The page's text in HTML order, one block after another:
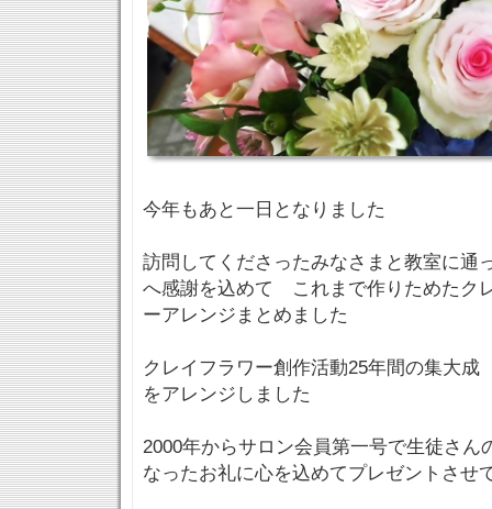
今年もあと一日となりました
訪問してくださったみなさまと教室に通
へ感謝を込めて これまで作りためたク
ーアレンジまとめました
クレイフラワー創作活動25年間の集大
をアレンジしました
2000年からサロン会員第一号で生徒さん
なったお礼に心を込めてプレゼントさせ